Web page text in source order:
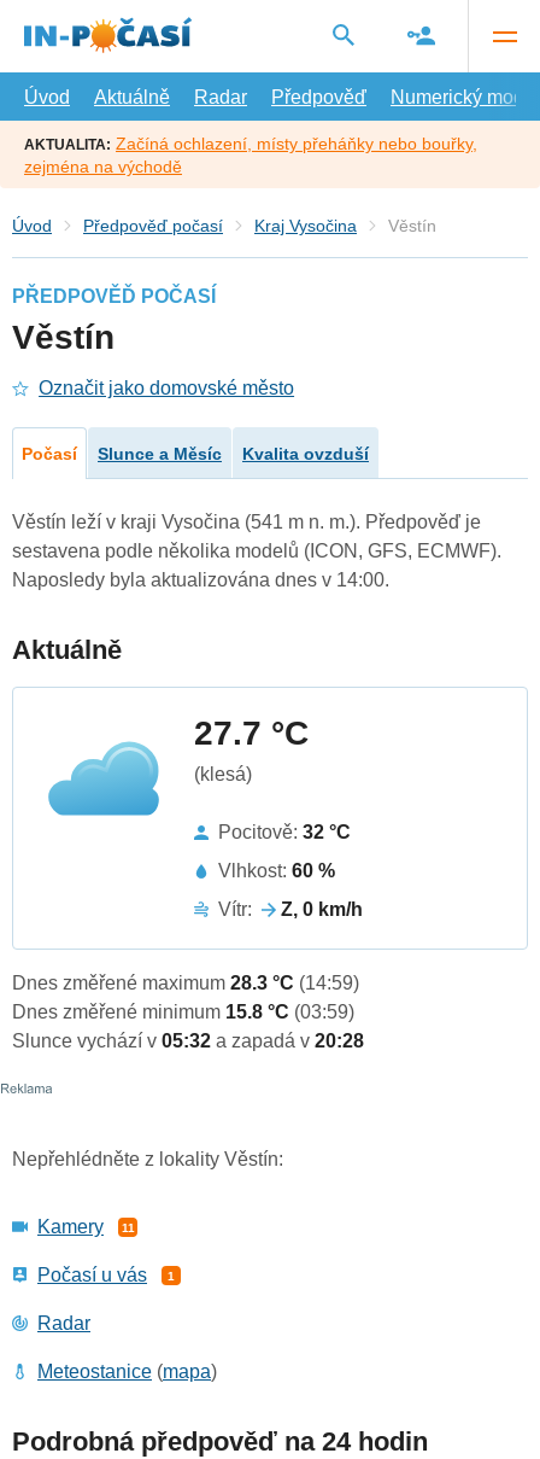
hlavní
Úvod
Aktuálně Radar Předpověď Numerický model
AKTUALITA: Začíná ochlazení, místy přeháňky nebo bouřky,
zejména na východě
Úvod Předpověď počasí Kraj Vysočina Věstín
PŘEDPOVĚĎ POČASÍ
Věstín
Označit jako domovské město
Počasí Slunce a Měsíc Kvalita ovzduší
Věstín leží v kraji Vysočina (541 m n. m.). Předpověď je
sestavena podle několika modelů (ICON, GFS, ECMWF).
Naposledy byla aktualizována dnes v 14:00.
Aktuálně
27.7 °C
(klesá)
Pocitově: 32 °C
Vlhkost: 60 %
Vítr:
Z, 0 km/h
Dnes změřené maximum 28.3 °C (14:59)
Dnes změřené minimum 15.8 °C (03:59)
Slunce vychází v 05:32 a zapadá v 20:28
Nepřehlédněte z lokality Věstín:
Kamery 11
Počasí u vás 1
Radar
Meteostanice (mapa)
Podrobná předpověď na 24 hodin